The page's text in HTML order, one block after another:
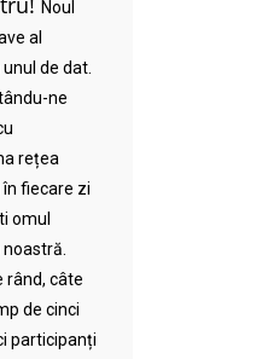
Noul
al
de dat.
ne
rețea
fiecare zi
omul
rând, câte
de cinci
participanți